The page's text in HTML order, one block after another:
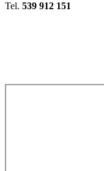
Tel. 539 912 151